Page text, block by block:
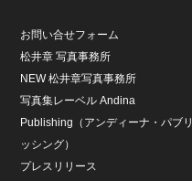
お問い合せフォーム
松井章 写真事務所
NEW 松井章写真事務所
写真集レーベル Andina
Publishing（アンディーナ・パブリ
ッシング）
プレスリリース